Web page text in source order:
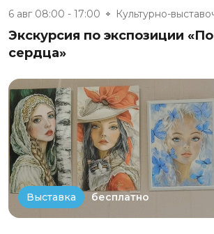
6 авг 08:00 - 17:00 Культурно-
Экскурсия по экспозиции
сердца»
Выставка бесплатно